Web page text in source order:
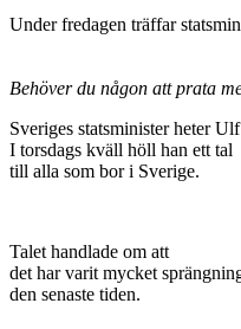
Under fredagen träffar
Behöver du någon att prata
Sveriges statsminister heter
I torsdags kväll höll han ett tal
till alla som bor i Sverige.
Talet handlade om att
det har varit mycket
den senaste tiden.